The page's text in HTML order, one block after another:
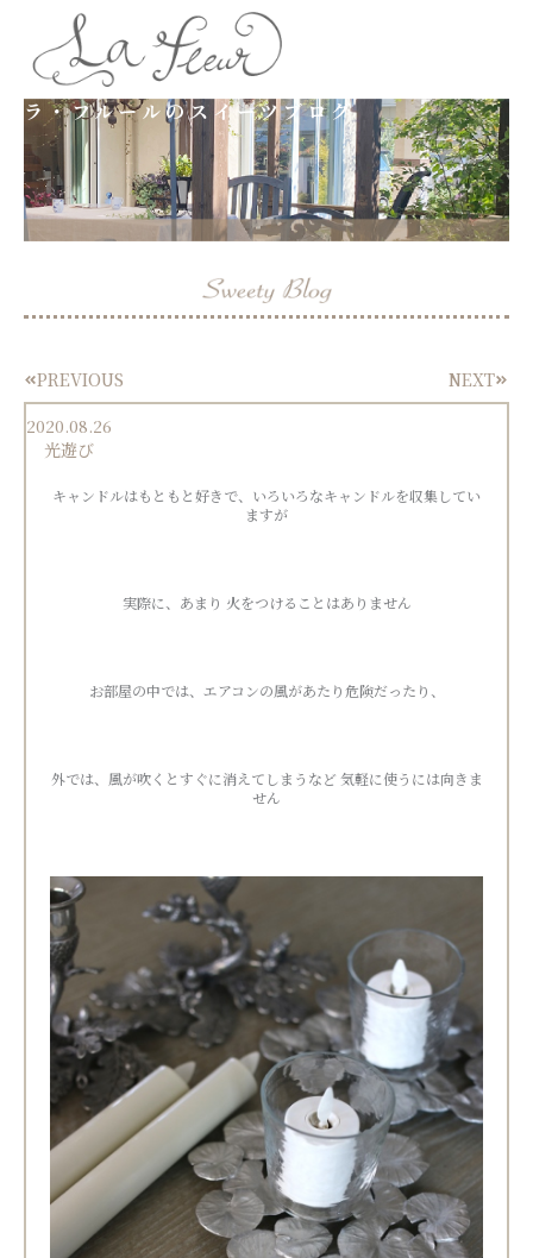
ラ・フルールのスイーツブログ
PrevPREVIOUS NEXTNext
2020.08.26
光遊び
キャンドルはもともと好きで、いろいろなキャンドルを収集してい
ますが
実際に、あまり 火をつけることはありません
お部屋の中では、エアコンの風があたり危険だったり、
外では、風が吹くとすぐに消えてしまうなど 気軽に使うには向きま
せん